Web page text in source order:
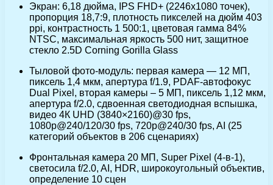
Экран: 6,18 дюйма, IPS FHD+ (2246х1080 точек),
пропорция 18,7:9, плотность пикселей на дюйм 403
ppi, контрастность 1 500:1, цветовая гамма 84%
NTSC, максимальная яркость 500 нит, защитное
стекло 2.5D Corning Gorilla Glass
Тыловой фото-модуль: первая камера — 12 МП,
пиксель 1,4 мкм, апертура f/1.9, PDAF-автофокус
Dual Pixel, вторая камеры – 5 МП, пиксель 1,12 мкм,
апертура f/2.0, сдвоенная светодиодная вспышка,
видео 4К UHD (3840×2160)@30 fps,
1080p@240/120/30 fps, 720p@240/30 fps, AI (25
категорий объектов в 206 сценариях)
Фронтальная камера 20 МП, Super Pixel (4-в-1),
светосила f/2.0, AI, HDR, широкоугольный объектив,
определение 10 сцен